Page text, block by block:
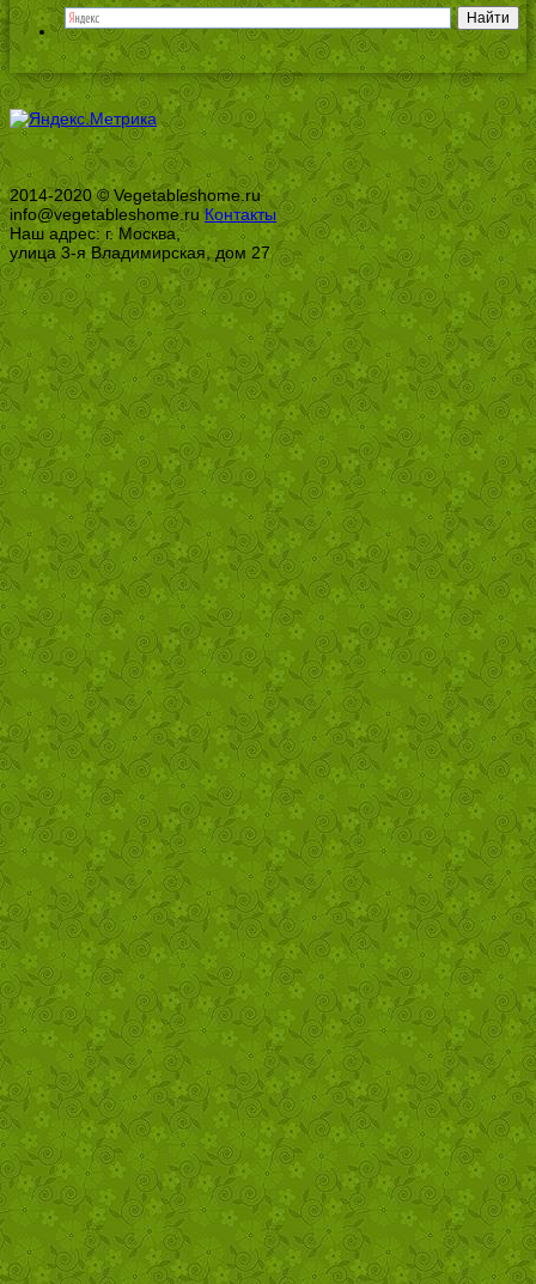
2014-2020 © Vegetableshome.ru
info@vegetableshome.ruКонтакты
Наш адрес: г. Москва,
улица 3-я Владимирская, дом 27